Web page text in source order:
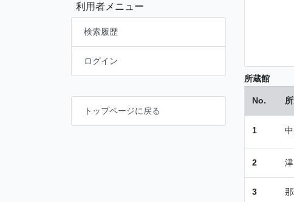
利用者メニュー
検索履歴
ログイン
トップページに戻る
所蔵館
No.
1
2
3